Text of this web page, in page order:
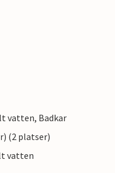
vatten, Badkar
(2 platser)
vatten